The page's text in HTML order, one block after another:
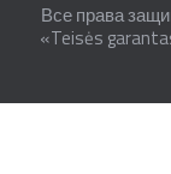
Все права
«Teisės